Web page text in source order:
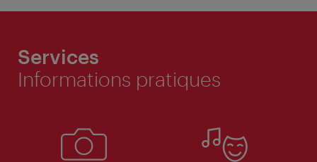
Services
Informations pratiques